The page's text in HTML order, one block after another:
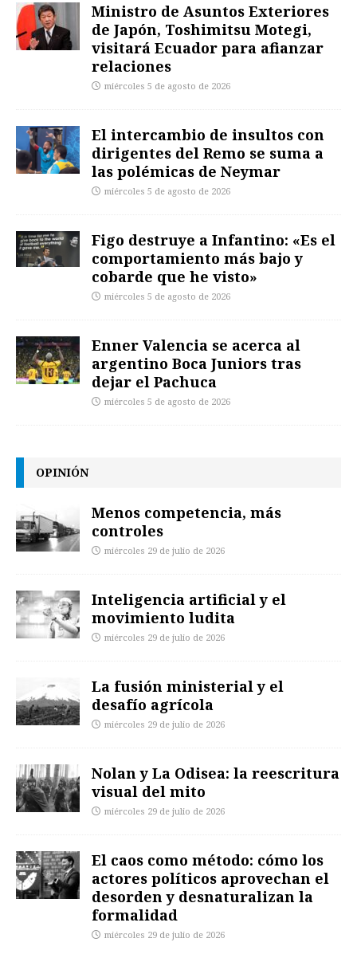
Ministro de Asuntos Exteriores
de Japón, Toshimitsu Motegi,
visitará Ecuador para afianzar
relaciones
miércoles 5 de agosto de 2026
El intercambio de insultos con
dirigentes del Remo se suma a
las polémicas de Neymar
miércoles 5 de agosto de 2026
Figo destruye a Infantino: «Es el
comportamiento más bajo y
cobarde que he visto»
miércoles 5 de agosto de 2026
Enner Valencia se acerca al
argentino Boca Juniors tras
dejar el Pachuca
miércoles 5 de agosto de 2026
OPINIÓN
Menos competencia, más
controles
miércoles 29 de julio de 2026
Inteligencia artificial y el
movimiento ludita
miércoles 29 de julio de 2026
La fusión ministerial y el
desafío agrícola
miércoles 29 de julio de 2026
Nolan y La Odisea: la reescritura
visual del mito
miércoles 29 de julio de 2026
El caos como método: cómo los
actores políticos aprovechan el
desorden y desnaturalizan la
formalidad
miércoles 29 de julio de 2026